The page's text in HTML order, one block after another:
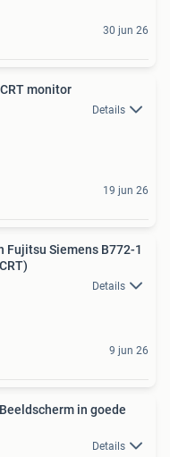
30 jun 26
monitor
Details
19 jun 26
Fujitsu Siemens B772-1
Details
9 jun 26
in goede
Details